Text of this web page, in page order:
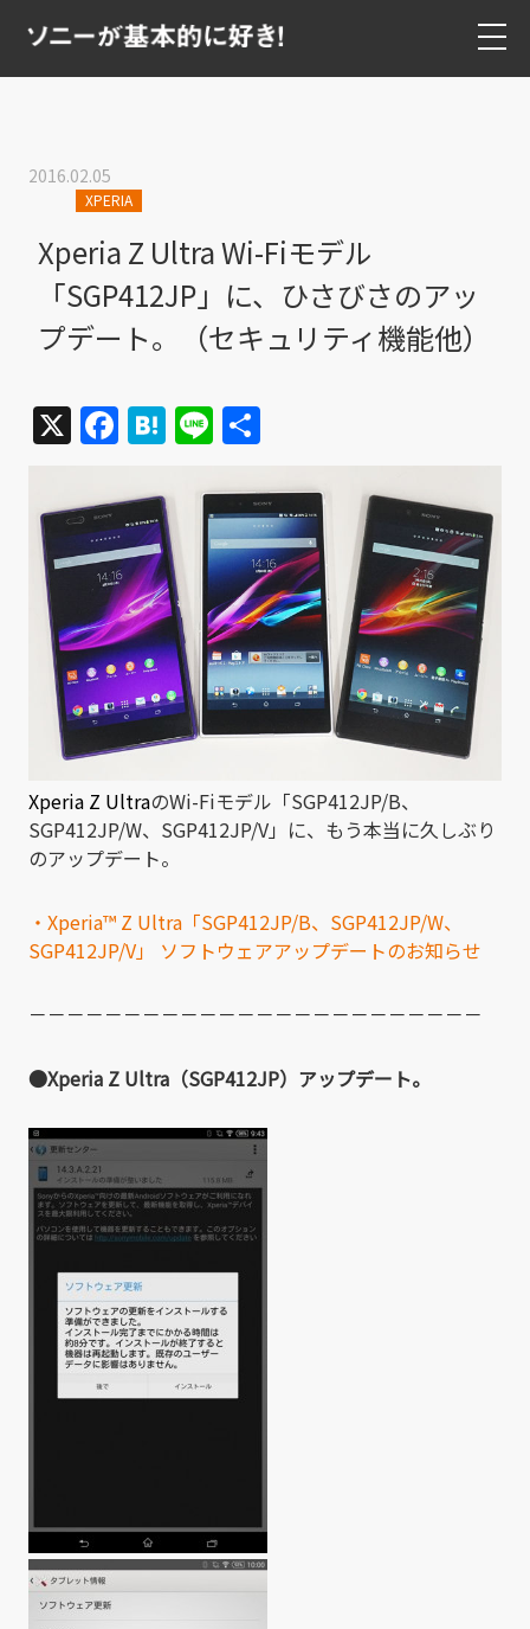
2016.02.05
XPERIA
Xperia Z Ultra Wi-Fiモデル
「SGP412JP」に、ひさびさのアッ
プデート。（セキュリティ機能他）
X Facebook
Hatena
Line
Xperia Z UltraのWi-Fiモデル「SGP412JP/B、
SGP412JP/W、SGP412JP/V」に、もう本当に久しぶり
のアップデート。
・Xperia™ Z Ultra「SGP412JP/B、SGP412JP/W、
SGP412JP/V」 ソフトウェアアップデートのお知らせ
－－－－－－－－－－－－－－－－－－－－－－－－
●Xperia Z Ultra（SGP412JP）アップデート。